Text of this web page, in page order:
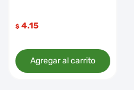
$ 4.15
Agregar al carrito